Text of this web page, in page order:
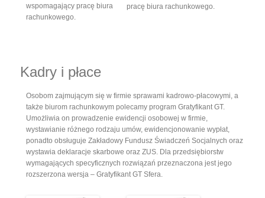
wspomagający pracę biura
rachunkowego.
pracę biura rachunkowego.
Kadry i płace
Osobom zajmującym się w firmie sprawami kadrowo-płacowymi, a
także biurom rachunkowym polecamy program Gratyfikant GT.
Umożliwia on prowadzenie ewidencji osobowej w firmie,
wystawianie różnego rodzaju umów, ewidencjonowanie wypłat,
ponadto obsługuje Zakładowy Fundusz Świadczeń Socjalnych oraz
wystawia deklaracje skarbowe oraz ZUS. Dla przedsiębiorstw
wymagających specyficznych rozwiązań przeznaczona jest jego
rozszerzona wersja – Gratyfikant GT Sfera.